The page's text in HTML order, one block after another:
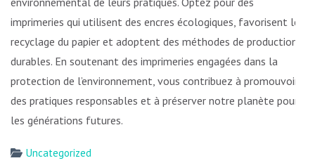
imprimeries qui utilisent des encres écologiques, favorisent le
recyclage du papier et adoptent des méthodes de production
durables. En soutenant des imprimeries engagées dans la
protection de l’environnement, vous contribuez à promouvoir
des pratiques responsables et à préserver notre planète pour
les générations futures.
Uncategorized